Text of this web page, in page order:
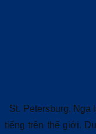
St. Petersburg, Nga
tiếng trên thế giới.